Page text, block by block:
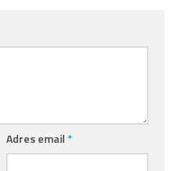
Adres email*